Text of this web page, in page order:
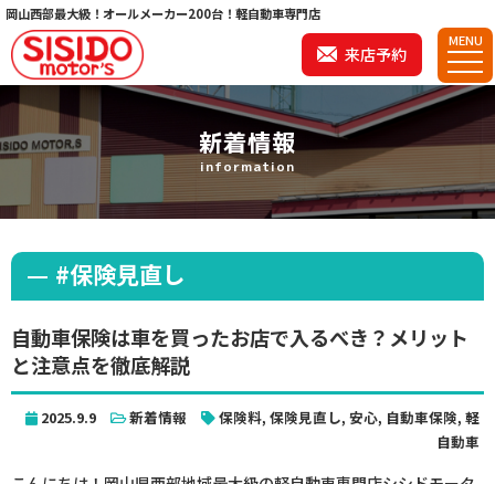
岡山西部最大級！オールメーカー200台！軽自動車専門店
来店予約
MENU
新着情報
information
#保険見直し
自動車保険は車を買ったお店で入るべき？メリット
と注意点を徹底解説
2025.9.9 新着情報 保険料, 保険見直し, 安心, 自動車保険, 軽
自動車